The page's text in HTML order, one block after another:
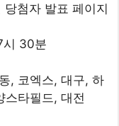
첨자 발표 페이지
시 30분
, 코엑스, 대구, 하
스타필드, 대전